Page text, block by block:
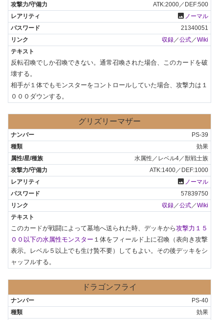
ATK:2000／DEF:500
photo ノーマル
21340051
収録 ／公式 ／Wiki
反転召喚でしか召喚できない。通常召喚された場合、このカードを破
壊する。
相手が１体でもモンスターをコントロールしていた場合、攻撃力は１
０００ダウンする。
グリズリーマザー
PS-39
効果
水属性／レベル4／獣戦士族
ATK:1400／DEF:1000
photo ノーマル
57839750
収録／公式／Wiki
このカードが戦闘によって墓地へ送られた時、デッキから攻撃力１５
００以下の水属性モンスター １体をフィールド上に召喚（表向き攻撃
表示。レベル５以上でも生け贄不要）してもよい。その後デッキをシ
ャッフルする。
ドラゴンフライ
PS-40
効果